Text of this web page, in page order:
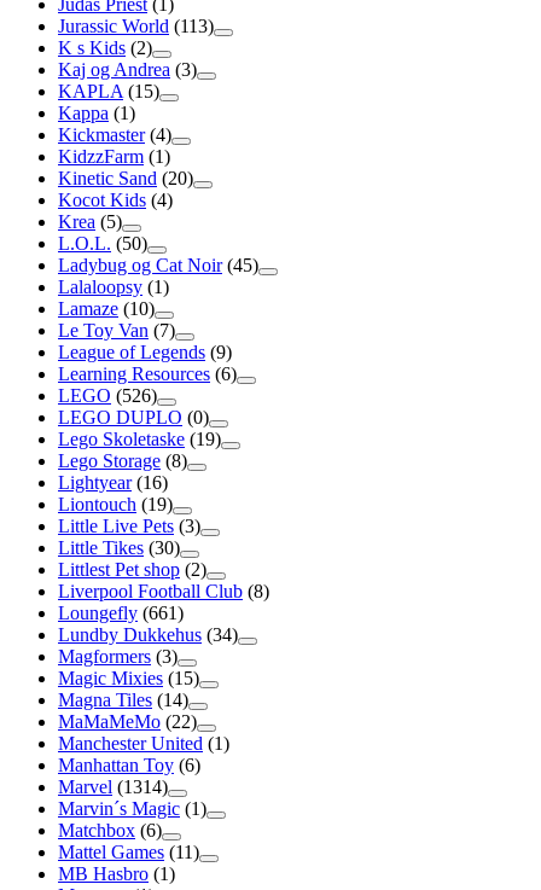
Judas Priest (1)
Jurassic World (113)
K s Kids (2)
Kaj og Andrea (3)
KAPLA (15)
Kappa (1)
Kickmaster (4)
KidzzFarm (1)
Kinetic Sand (20)
Kocot Kids (4)
Krea (5)
L.O.L. (50)
Ladybug og Cat Noir (45)
Lalaloopsy (1)
Lamaze (10)
Le Toy Van (7)
League of Legends (9)
Learning Resources (6)
LEGO (526)
LEGO DUPLO (0)
Lego Skoletaske (19)
Lego Storage (8)
Lightyear (16)
Liontouch (19)
Little Live Pets (3)
Little Tikes (30)
Littlest Pet shop (2)
Liverpool Football Club (8)
Loungefly (661)
Lundby Dukkehus (34)
Magformers (3)
Magic Mixies (15)
Magna Tiles (14)
MaMaMeMo (22)
Manchester United (1)
Manhattan Toy (6)
Marvel (1314)
Marvin´s Magic (1)
Matchbox (6)
Mattel Games (11)
MB Hasbro (1)